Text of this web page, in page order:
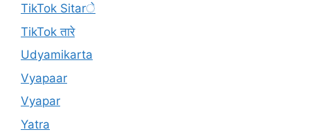
TikTok Sitarे
TikTok तारे
Udyamikarta
Vyapaar
Vyapar
Yatra